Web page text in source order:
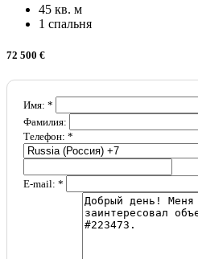
45 кв. м
1 спальня
72 500 €
Имя: *
Фамилия:
Телефон: *
E-mail: *